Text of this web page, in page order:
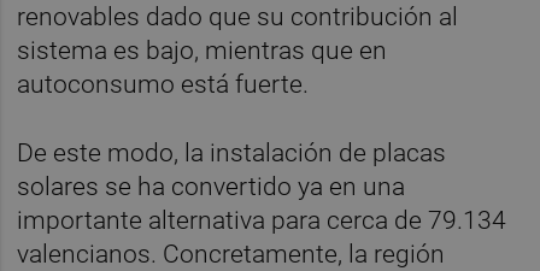
renovables dado que su contribución al
sistema es bajo, mientras que en
autoconsumo está fuerte.
De este modo, la instalación de placas
solares se ha convertido ya en una
importante alternativa para cerca de 79.134
valencianos. Concretamente, la región